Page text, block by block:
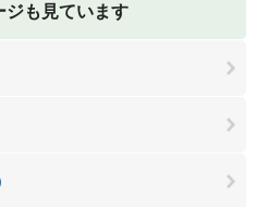
ジも見ています